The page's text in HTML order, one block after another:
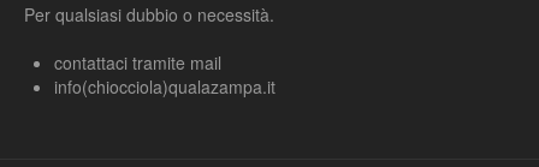
Per qualsiasi dubbio o necessità.
contattaci tramite mail
info(chiocciola)qualazampa.it